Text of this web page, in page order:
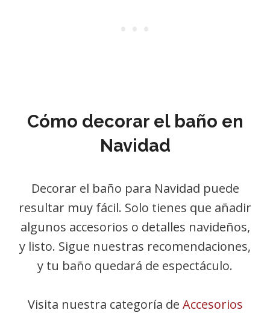
Cómo decorar el baño en
Navidad
Decorar el baño para Navidad puede
resultar muy fácil. Solo tienes que añadir
algunos accesorios o detalles navideños,
y listo. Sigue nuestras recomendaciones,
y tu baño quedará de espectáculo.
Visita nuestra categoría de Accesorios